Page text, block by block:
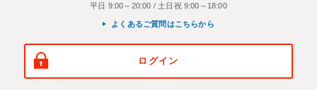
平日 9:00～20:00 / 土日祝 9:00～18:00
よくあるご質問はこちらから
ログイン